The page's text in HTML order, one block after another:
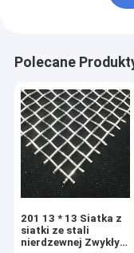
Polecane
201 13 * 13 Siatka z
siatki ze stali
nierdzewnej Zwykły